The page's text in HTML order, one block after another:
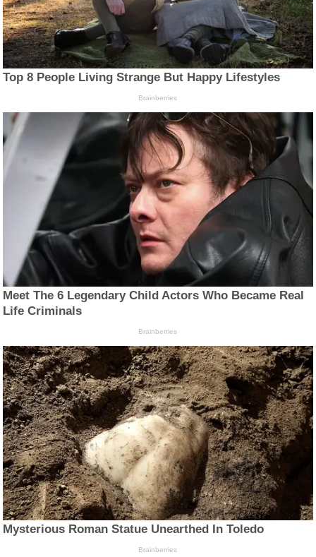
Top 8 People Living Strange But Happy Lifestyles
Brainberries
Meet The 6 Legendary Child Actors Who Became Real
Life Criminals
Brainberries
Mysterious Roman Statue Unearthed In Toledo
Brainberries